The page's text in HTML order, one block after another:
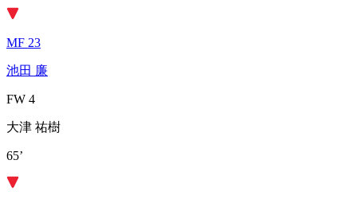
MF 23
池田 廉
FW 4
大津 祐樹
65’